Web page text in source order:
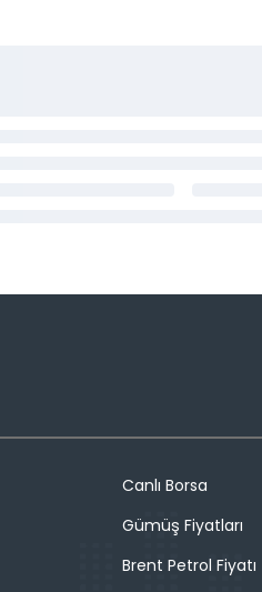
Canlı Borsa
Gümüş Fiyatları
Brent Petrol Fiyatı